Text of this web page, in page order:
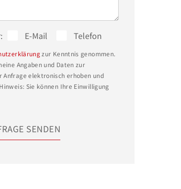
E-Mail Telefon
zur Kenntnis genommen.
Angaben und Daten zur
Anfrage elektronisch erhoben und
Sie können Ihre Einwilligung
SENDEN